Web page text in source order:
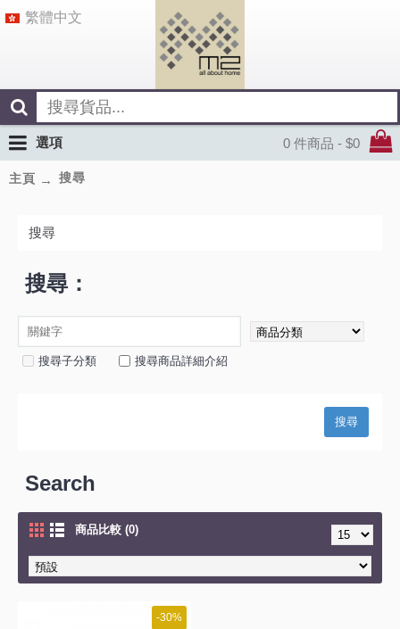
繁體中文
0 件商品 - $0
選項
主頁 搜尋
搜尋
搜尋：
搜尋子分類 搜尋商品詳細介紹
Search
商品比較 (0)
-30%